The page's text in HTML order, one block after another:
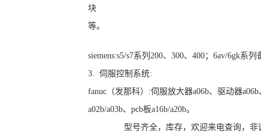
块
等。
siemens:s5/s7系列200、300、400；6av/6gk系列
3. 伺服控制系统:
fanuc（发那科）:伺服放大器a06b、驱动器
a02b/a03b、pcb板a16b/a20b。
型号齐全，库存，欢迎来电查询，非诚